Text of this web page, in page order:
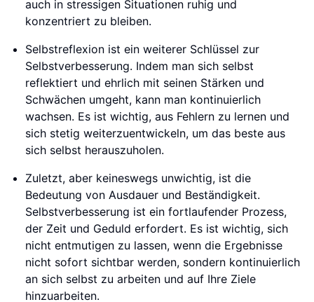
auch in stressigen Situationen ruhig und
konzentriert zu bleiben.
Selbstreflexion ist ein weiterer Schlüssel zur
Selbstverbesserung. Indem man sich selbst
reflektiert und ehrlich mit seinen Stärken und
Schwächen umgeht, kann man kontinuierlich
wachsen. Es ist wichtig, aus Fehlern zu lernen und
sich stetig weiterzuentwickeln, um das beste aus
sich selbst herauszuholen.
Zuletzt, aber keineswegs unwichtig, ist die
Bedeutung von Ausdauer und Beständigkeit.
Selbstverbesserung ist ein fortlaufender Prozess,
der Zeit und Geduld erfordert. Es ist wichtig, sich
nicht entmutigen zu lassen, wenn die Ergebnisse
nicht sofort sichtbar werden, sondern kontinuierlich
an sich selbst zu arbeiten und auf Ihre Ziele
hinzuarbeiten.